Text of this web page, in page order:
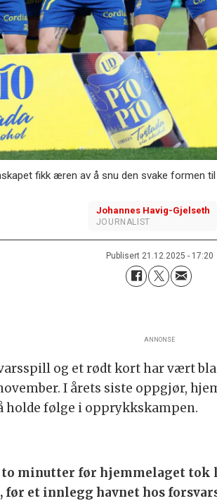
fikk æren av å snu den svake formen
Johannes Havig-Gjelseth
JOURNALIST
Publisert 21.12.2025 - 17:20
ANNONSE
og et rødt kort har vært
I årets siste oppgjør,
holde følge i opprykkskampen.
minutter før hjemmelaget tok
før et innlegg havnet hos